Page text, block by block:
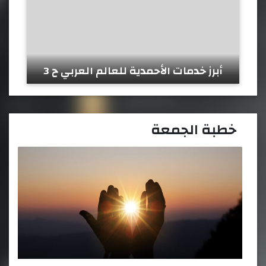
أبرز خدمات الأحمدية للعالم العربي ح 3
خطبة الجمعة